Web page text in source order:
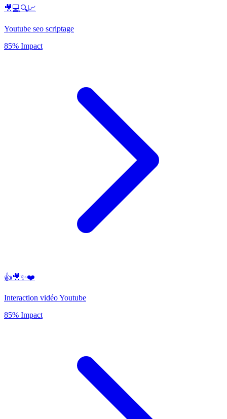
🎥💻🔍📈
Youtube seo scriptage
85% Impact
👍🎥✨❤️
Interaction vidéo Youtube
85% Impact